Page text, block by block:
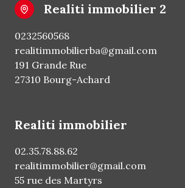
realiti immobilier 2
0232560568
realitimmobilierba@gmail.com
191 Grande Rue
27310 Bourg-Achard
realiti immobilier
02.35.78.88.62
realitimmobilier@gmail.com
55 rue des Martyrs